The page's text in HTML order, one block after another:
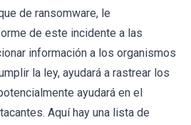
de ransomware, le
de este incidente a las
información a los organismos
la ley, ayudará a rastrear los
ayudará en el
Aquí hay una lista de